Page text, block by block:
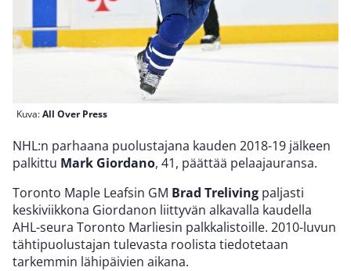
Kuva:All Over Press
NHL:n parhaana puolustajana kauden 2018-19 jälkeen
palkittu Mark Giordano, 41, päättää pelaajauransa.
Toronto Maple Leafsin GM Brad Treliving paljasti
keskiviikkona Giordanon liittyvän alkavalla kaudella
AHL-seura Toronto Marliesin palkkalistoille. 2010-luvun
tähtipuolustajan tulevasta roolista tiedotetaan
tarkemmin lähipäivien aikana.